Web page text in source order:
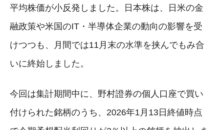
平均株価が小反発しました。日本株は、日米の金
融政策や米国のIT・半導体企業の動向の影響を受
けつつも、月間では11月末の水準を挟んでもみ合
いに終始しました。
今回は集計期間中に、野村證券の個人口座で買い
付けられた銘柄のうち、2026年1月13日終値時点